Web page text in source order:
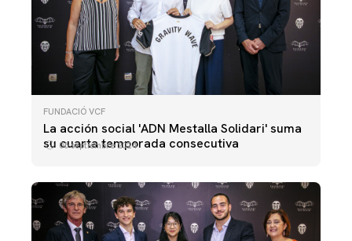
FUNDACIÓ VCF
La acción social 'ADN Mestalla Solidari' suma
su cuarta temporada consecutiva
06 septiembre 2024